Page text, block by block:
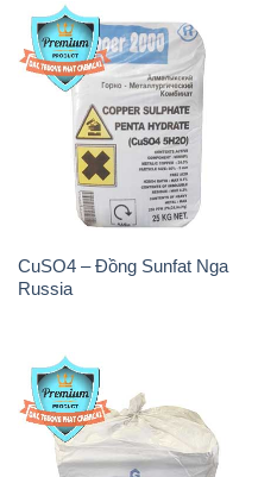
CuSO4 – Đồng Sunfat Nga
Russia